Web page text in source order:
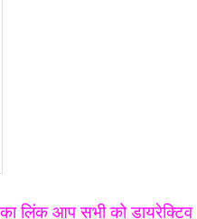
लिंक आप सभी को डायरेक्टिव